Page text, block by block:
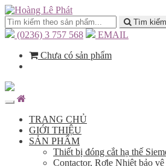
Tìm kiếm
(0236) 3 757 568
EMAIL
Chưa có sản phẩm
TRANG CHỦ
GIỚI THIỆU
SẢN PHẨM
Thiết bị đóng cắt hạ thế
Contactor, Rơle Nhiệt bảo